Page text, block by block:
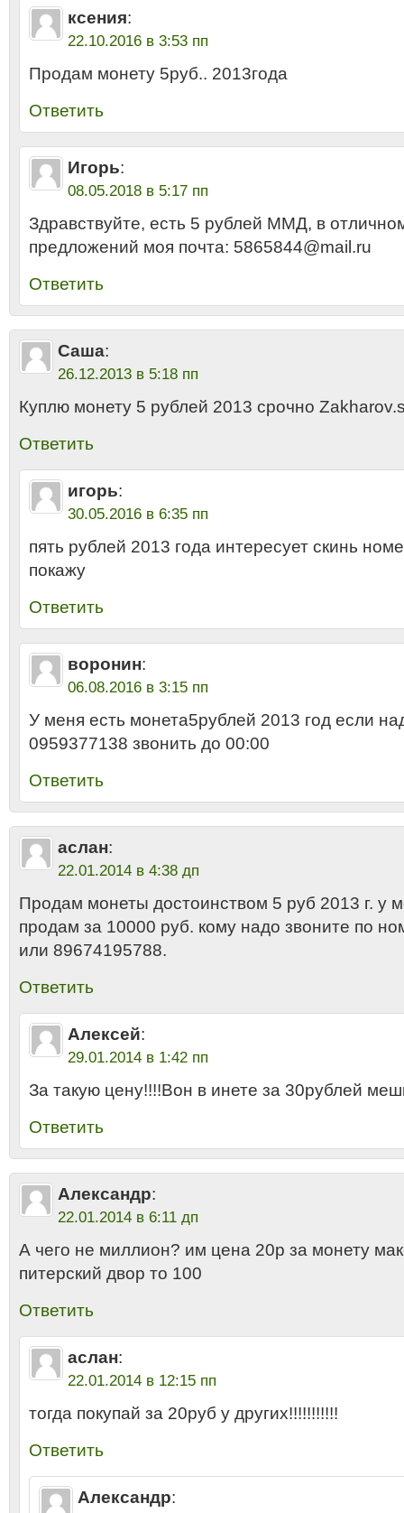
ксения:
22.10.2016 в 3:53 пп
Продам монету 5руб.. 2013года
Ответить
Игорь:
08.05.2018 в 5:17 пп
Здравствуйте, есть 5 рублей ММД, в
предложений моя почта: 5865844@mail.ru
Ответить
Саша:
26.12.2013 в 5:18 пп
Куплю монету 5 рублей 2013 срочно
Ответить
игорь:
30.05.2016 в 6:35 пп
пять рублей 2013 года интересует скинь
покажу
Ответить
воронин:
06.08.2016 в 3:15 пп
У меня есть монета5рублей 2013 год если
0959377138 звонить до 00:00
Ответить
аслан:
22.01.2014 в 4:38 дп
Продам монеты достоинством 5 руб 2013 г. у
продам за 10000 руб. кому надо звоните по
или 89674195788.
Ответить
Алексей:
29.01.2014 в 1:42 пп
За такую цену!!!!Вон в инете за 30рублей
Ответить
Александр:
22.01.2014 в 6:11 дп
А чего не миллион? им цена 20р за монету
питерский двор то 100
Ответить
аслан:
22.01.2014 в 12:15 пп
тогда покупай за 20руб у других!!!!!!!!!!!
Ответить
Александр: